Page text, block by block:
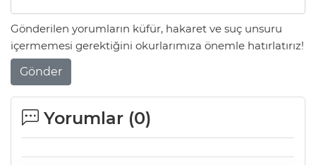
Gönderilen yorumların küfür, hakaret ve suç unsuru
içermemesi gerektiğini okurlarımıza önemle hatırlatırız!
Gönder
Yorumlar (0)